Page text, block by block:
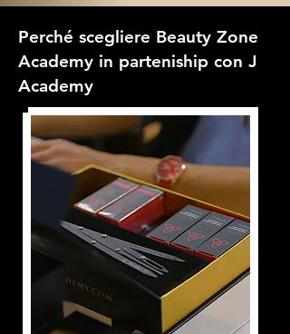
Perché scegliere Beauty Zone
Academy in parteniship con J
Academy